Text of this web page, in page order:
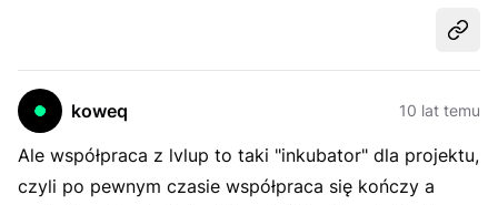
koweq 10 lat temu
Ale współpraca z lvlup to taki "inkubator" dla projektu,
czyli po pewnym czasie współpraca się kończy a